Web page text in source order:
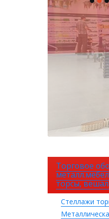
Торговое
торсы,
Стеллажи